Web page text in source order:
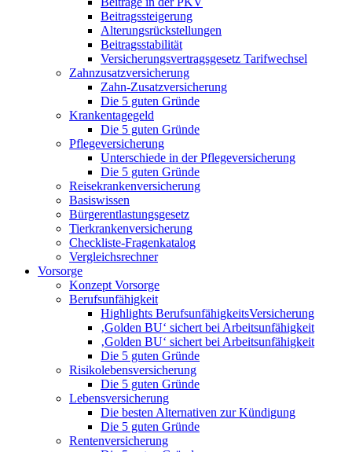
Beitragssteigerung
Alterungsrückstellungen
Beitragsstabilität
Versicherungsvertragsgesetz Tarifwechsel
Zahnzusatzversicherung
Zahn-Zusatzversicherung
Die 5 guten Gründe
Krankentagegeld
Die 5 guten Gründe
Pflegeversicherung
Unterschiede in der Pflegeversicherung
Die 5 guten Gründe
Reisekrankenversicherung
Basiswissen
Bürgerentlastungsgesetz
Tierkrankenversicherung
Checkliste-Fragenkatalog
Vergleichsrechner
Vorsorge
Konzept Vorsorge
Berufsunfähigkeit
Highlights BerufsunfähigkeitsVersicherung
‚Golden BU‘ sichert bei Arbeitsunfähigkeit
‚Golden BU‘ sichert bei Arbeitsunfähigkeit
Die 5 guten Gründe
Risikolebensversicherung
Die 5 guten Gründe
Lebensversicherung
Die besten Alternativen zur Kündigung
Die 5 guten Gründe
Rentenversicherung